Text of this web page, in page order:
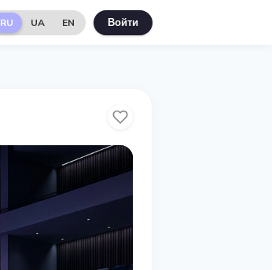
RU UA EN Войти